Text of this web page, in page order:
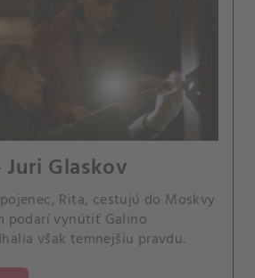
Glaskov
Rita, cestujú do Moskvy
podarí vynútiť Galino
však temnejšiu pravdu.